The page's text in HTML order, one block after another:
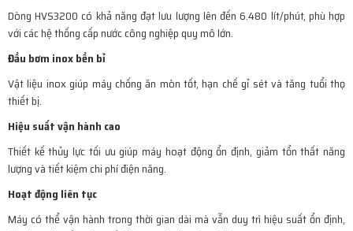
Dòng HVS3200 có khả năng đạt lưu lượng lên đến 6.480 lít/phút, phù hợp
với các hệ thống cấp nước công nghiệp quy mô lớn.
Đầu bơm inox bền bỉ
Vật liệu inox giúp máy chống ăn mòn tốt, hạn chế gỉ sét và tăng tuổi thọ
thiết bị.
Hiệu suất vận hành cao
Thiết kế thủy lực tối ưu giúp máy hoạt động ổn định, giảm tổn thất năng
lượng và tiết kiệm chi phí điện năng.
Hoạt động liên tục
Máy có thể vận hành trong thời gian dài mà vẫn duy trì hiệu suất ổn định,